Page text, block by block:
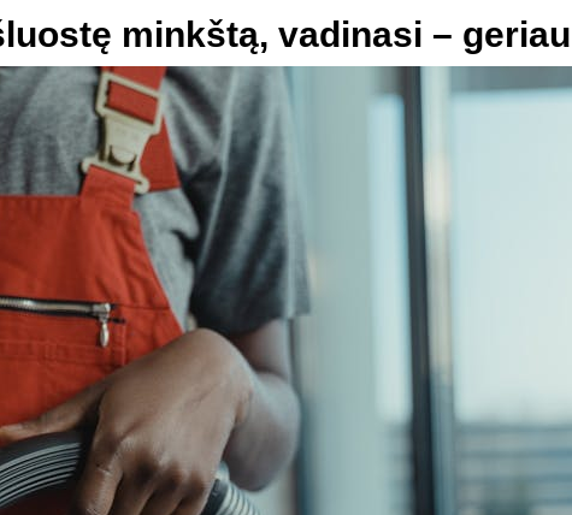
minkštą, vadinasi –